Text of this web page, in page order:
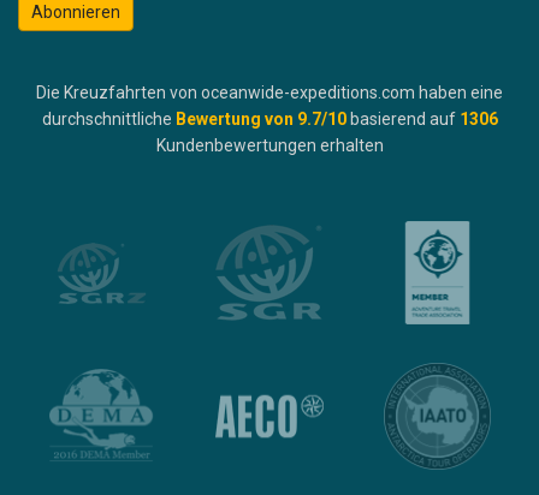
Abonnieren
Die Kreuzfahrten von oceanwide-expeditions.com haben eine
durchschnittliche Bewertung von 9.7/10 basierend auf 1306
Kundenbewertungen erhalten